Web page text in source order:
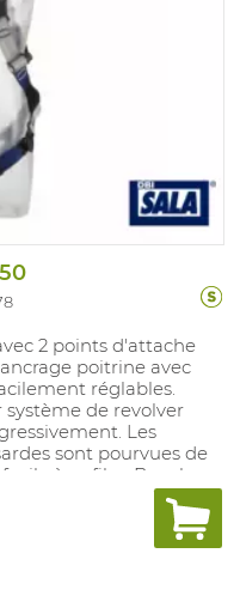
2 points d'attache
poitrine avec
réglables.
système de revolver
Les
sont pourvues de
à enfiler. Boucles
traumatismes de la
l'avant et à l'arrière.
générales.